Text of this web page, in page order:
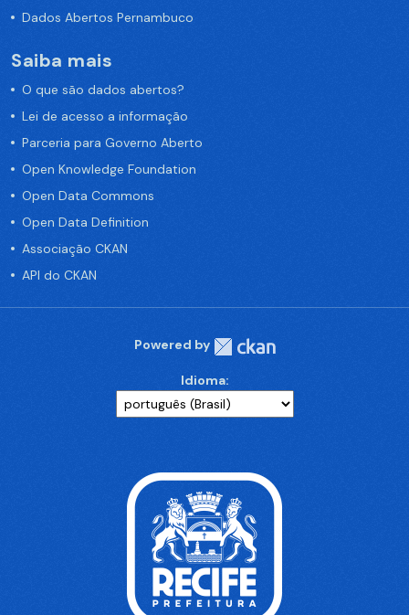
Dados Abertos Pernambuco
Saiba mais
O que são dados abertos?
Lei de acesso a informação
Parceria para Governo Aberto
Open Knowledge Foundation
Open Data Commons
Open Data Definition
Associação CKAN
API do CKAN
Powered by
Idioma